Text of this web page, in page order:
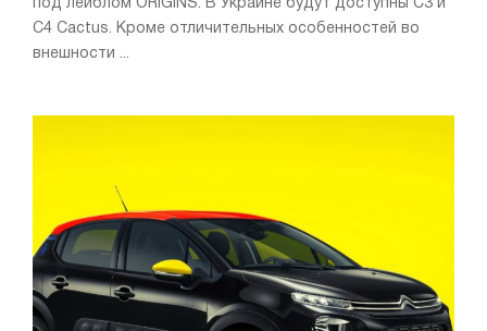
под лейблом ORIGINS. В Украине будут доступны C3 и
C4 Cactus. Кроме отличительных особенностей во
внешности ...